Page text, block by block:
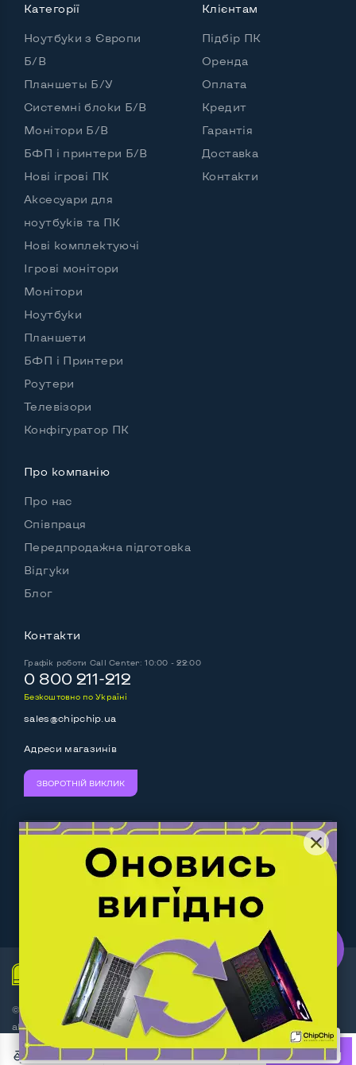
ШВИДКА ПОКУПКА КУПИТИ
За последнюю неделю этот товар купили 15 раз
Категорії
Ноутбуки з Європи
Б/В
Планшеты Б/У
Системні блоки Б/В
Монітори Б/В
БФП і принтери Б/В
Нові ігрові ПК
Аксесуари для
ноутбуків та ПК
Нові комплектуючі
Ігрові монітори
Монітори
Ноутбуки
Планшети
БФП і Принтери
Роутери
Телевізори
Конфігуратор ПК
Клієнтам
Підбір ПК
Оренда
Оплата
Кредит
Гарантія
Доставка
Контакти
Про компанію
Про нас
Співпраця
Передпродажна підготовка
Відгуки
Блог
Контакти
Графік роботи Call Center: 10:00 - 22:00
0 800 211-212
Безкоштовно по Україні
sales@chipchip.ua
Адреси магазинів
ЗВОРОТНІЙ ВИКЛИК
Слідкуйте за нами:
Work.ua — самий кльовий
наш партнер
© Інтернет-магазин ChipChip - комп'ютерна техніка і
аксесуари 2014-2026
Договір оферти